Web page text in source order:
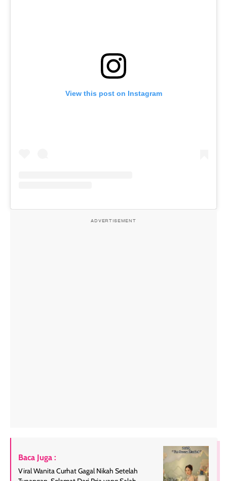
View this post on Instagram
ADVERTISEMENT
Baca Juga :
Viral Wanita Curhat Gagal Nikah Setelah